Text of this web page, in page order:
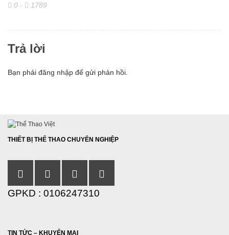
0 - 1789
Trả lời
Bạn phải đăng nhập để gửi phản hồi.
THIẾT BỊ THỂ THAO CHUYÊN NGHIỆP
GPKD : 0106247310
TIN TỨC – KHUYẾN MẠI